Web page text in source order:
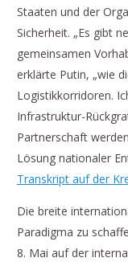
Staaten und der
Sicherheit. „Es gibt
gemeinsamen
erklärte Putin, „wie
Logistikkorridoren.
Infrastruktur-
Partnerschaft
Lösung nationaler
Transkript auf der
Die breite
Paradigma zu
8. Mai auf der